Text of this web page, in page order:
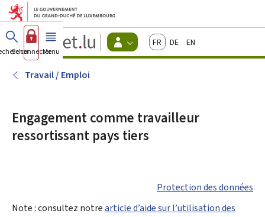
Aller au menu principal
Aller au contenu
Guichet.lu
Changer
d'espace
FrançaisDeutschEnglish
Se connecterMenu principal
Travail / Emploi
Engagement comme travailleur
ressortissant pays tiers
Protection des données
Note : consultez notrearticle d’aide sur l’utilisation des